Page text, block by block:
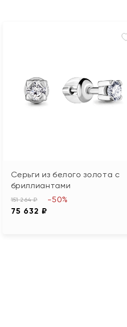
Серьги из белого золота с
бриллиантами
151 264 ₽
75 632 ₽
-50%